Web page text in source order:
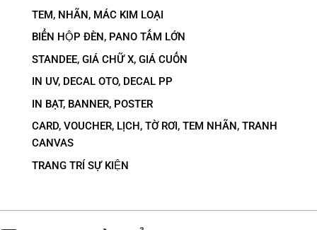
TEM, NHÃN, MÁC KIM LOẠI
BIỂN HỘP ĐÈN, PANO TẤM LỚN
STANDEE, GIÁ CHỮ X, GIÁ CUỐN
IN UV, DECAL OTO, DECAL PP
IN BẠT, BANNER, POSTER
CARD, VOUCHER, LỊCH, TỜ RƠI, TEM NHÃN, TRANH
CANVAS
TRANG TRÍ SỰ KIỆN